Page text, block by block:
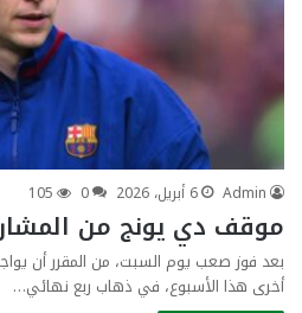
Admin
6 أبريل، 2026 0
105
موقف دي يونج من
بعد فوز صعب يوم السبت، من المقرر أن
أخرى هذا الأسبوع، في ذهاب ربع نهائي…